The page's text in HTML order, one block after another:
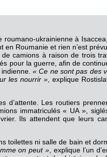
ukrainienne à
Roumanie et rien n’est
camions à raison de trois
pour la guerre, afin de
« Ce ne sont pas des
les nourrir », explique
d’attente. Les routiers
immatriculés « UA »,
Ils attendent que leurs
toilettes ni salle de bain et
on peut » , explique l’un